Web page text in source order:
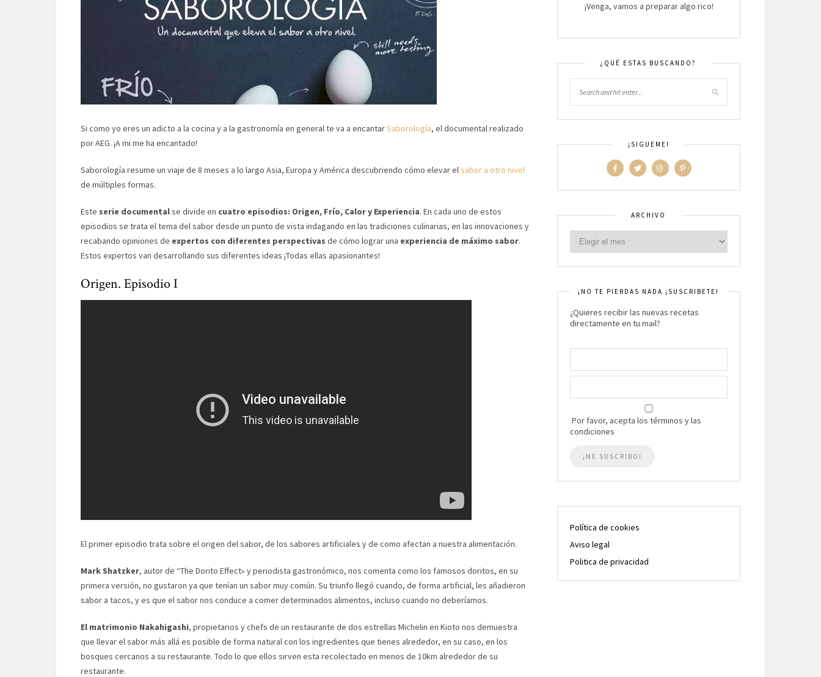
Si como yo eres un adicto a la cocina y a la gastronomía en general te va a encantarSaborología, el documental realizado
por AEG. ¡A mi me ha encantado!
Saborología resume un viaje de 8 meses a lo largo Asia, Europa y América descubriendo cómo elevar elsabor a otro nivel
de múltiples formas.
Este serie documentalse divide en cuatro episodios: Origen, Frío, Calor y Experiencia. En cada uno de estos
episodios se trata el tema del sabor desde un punto de vista indagando en las tradiciones culinarias, en las innovaciones y
recabando opiniones de expertos con diferentes perspectivas de cómo lograr una experiencia de máximo sabor.
Estos expertos van desarrollando sus diferentes ideas ¡Todas ellas apasionantes!
Origen. Episodio I
El primer episodio trata sobre el origen del sabor, de los sabores artificiales y de como afectan a nuestra alimentación.
Mark Shatzker, autor de “The Dorito Effect» y periodista gastronómico, nos comenta como los famosos doritos, en su
primera versión, no gustaron ya que tenían un sabor muy común. Su triunfo llegó cuando, de forma artificial, les añadieron
sabor a tacos, y es que el sabor nos conduce a comer determinados alimentos, incluso cuando no deberíamos.
El matrimonio Nakahigashi, propietarios y chefs de un restaurante de dos estrellas Michelin en Kioto nos demuestra
que llevar el sabor más allá es posible de forma natural con los ingredientes que tienes alrededor, en su caso, en los
bosques cercanos a su restaurante. Todo lo que ellos sirven esta recolectado en menos de 10km alrededor de su
restaurante.
¡Venga, vamos a preparar algo rico!
¿QUÉ ESTAS BUSCANDO?
¡SIGUEME!
ARCHIVO
¡NO TE PIERDAS NADA ¡SUSCRIBETE!
¿Quieres recibir las nuevas recetas
directamente en tu mail?
Por favor, acepta los términos y las
condiciones
Política de cookies
Aviso legal
Politica de privacidad